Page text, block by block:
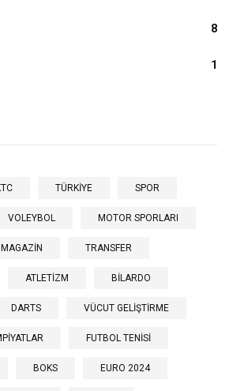
8
1
TÜRKİYE SPOR
VOLEYBOL MOTOR SPORLARI
TRANSFER
ATLETİZM BİLARDO
DARTS VÜCUT GELİŞTİRME
FUTBOL TENİSİ
BOKS EURO 2024